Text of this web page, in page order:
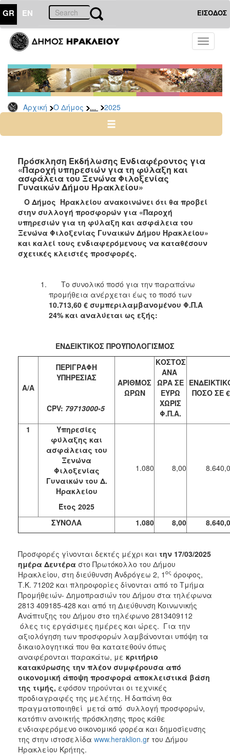
GR EN ΕΙΣΟΔΟΣ
Toggle
Αρχική Ο Δήμος ... 2025
ΔΗΜΟΣ
Διακηρύξεις
-
Δημοπρασίες
Αρχείο
2025
2023
2022
2020
2019
2018
2017
2015
2013
ΠΟΛΙΤΙΣΜΟΣ
ΠΟΛΗ
Πρόσκληση Εκδήλωσης Ενδιαφέροντος για
«Παροχή υπηρεσιών για τη φύλαξη και
ασφάλεια του Ξενώνα Φιλοξενίας
Γυναικών Δήμου Ηρακλείου»
Ο Δήμος Ηρακλείου ανακοινώνει ότι θα προβεί
στην συλλογή προσφορών για «Παροχή
υπηρεσιών για τη φύλαξη και ασφάλεια του
Ξενώνα Φιλοξενίας Γυναικών Δήμου Ηρακλείου»
και καλεί τους ενδιαφερόμενους να καταθέσουν
σχετικές κλειστές προσφορές.
Το συνολικό ποσό για την παραπάνω
προμήθεια ανέρχεται έως το ποσό των
10.713,60 € συμπεριλαμβανομένου Φ.Π.Α
24% και αναλύεται ως εξής:
ΕΝΔΕΙΚΤΙΚΟΣ ΠΡΟΫΠΟΛΟΓΙΣΜΟΣ
Α/Α
ΠΕΡΙΓΡΑΦΗ
ΥΠΗΡΕΣΙΑΣ
CPV: 79713000-5
ΑΡΙΘΜΟΣ
ΩΡΩΝ
ΚΟΣΤΟΣ
ΑΝΑ
ΩΡΑ ΣΕ
ΕΥΡΩ
ΧΩΡΙΣ
Φ.Π.Α.
ΠΟΣΟ ΣΕ €
1
Υπηρεσίες
φύλαξης και
ασφάλειας του
Ξενώνα
Φιλοξενίας
Γυναικώντου Δ.
Ηρακλείου
Έτος 2025
1.080 8,00
ΣΥΝΟΛΑ 1.080 8,00
Προσφορές γίνονται δεκτές μέχρι και την 17/03/2025
ημέρα Δευτέρα στο Πρωτόκολλο του Δήμου
Ηρακλείου, στη διεύθυνση Ανδρόγεω 2, 1 ος όροφος,
Τ.Κ. 71202 και πληροφορίες δίνονται από το Τμήμα
Προμήθειών- Δημοπρασιών του Δήμου στα τηλέφωνα
2813 409185-428 και από τη Διεύθυνση Κοινωνικής
Ανάπτυξης του Δήμου στο τηλέφωνο 2813409112
όλες τις εργάσιμες ημέρες και ώρες. Για την
αξιολόγηση των προσφορών λαμβάνονται υπόψη τα
δικαιολογητικά που θα κατατεθούν όπως
αναφέρονται παρακάτω, με κριτήριο
κατακύρωσης την πλέον συμφέρουσα από
οικονομική άποψη προσφορά αποκλειστικά βάση
της τιμής, εφόσον τηρούνται οι τεχνικές
προδιαγραφές της μελέτης. Η δαπάνη θα
πραγματοποιηθεί μετά από συλλογή προσφορών,
κατόπιν ανοικτής πρόσκλησης προς κάθε
ενδιαφερόμενο οικονομικό φορέα και δημοσίευσης
της στην ιστοσελίδα www.heraklion.gr του Δήμου
Ηρακλείου Κρήτης.